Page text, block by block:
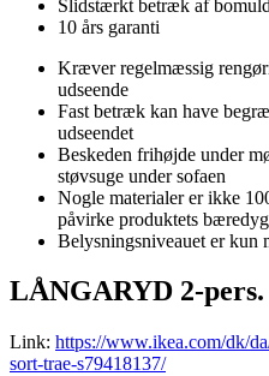
Slidstærkt betræk af
10 års garanti
Kræver regelmæssig
udseende
Fast betræk kan have
udseendet
Beskeden frihøjde under
støvsuge under sofaen
Nogle materialer er ikke
påvirke produktets
Belysningsniveauet er kun
LÅNGARYD 2-
Link: https://www.ikea.com/dk/
sort-trae-s79418137/